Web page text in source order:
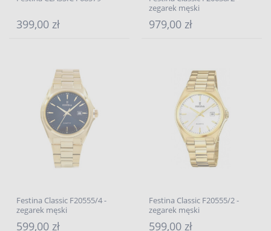
399,00 zł
zegarek męski
979,00 zł
Festina Classic F20555/4 -
zegarek męski
599,00 zł
Festina Classic F20555/2 -
zegarek męski
599,00 zł